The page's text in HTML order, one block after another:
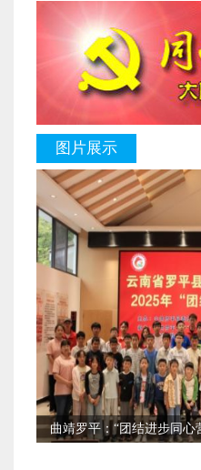
图片展示
曲靖罗平：“团结进步同心